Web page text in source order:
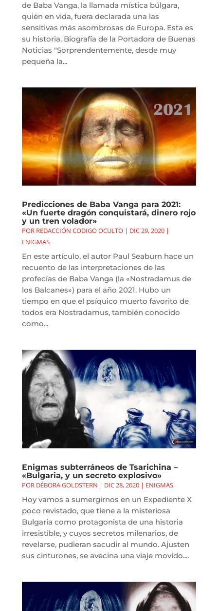
de Baba Vanga, la llamada mística búlgara,
quién en vida, fuera declarada una las
sensitivas más asombrosas de Europa. Esta es
su historia. Biografía de la Portadora de Buenas
Noticias "Sorprendentemente, desde muy
pequeña la...
Predicciones de Baba Vanga para 2021:
«Un fuerte dragón conquistará, dinero rojo
y un tren volador»
POR REDACCIÓN CODIGO OCULTO| DIC 29, 2020|
ENIGMAS
En este artículo, el autor Paul Seaburn hace un
recuento de las interpretaciones de las
profecías de Baba Vanga (la «Nostradamus de
los Balcanes») para el año 2021. Hubo un
tiempo en que el psíquico muerto favorito de
todos era Nostradamus, también conocido
como...
Enigmas subterráneos de Tsarichina –
«Bulgaria, y un secreto explosivo»
POR DÉBORA GOLDSTERN | DIC 28, 2020| ENIGMAS
Hoy vamos a sumergirnos en un Expediente X
poco revistado, que tiene a la misteriosa
Bulgaria como protagonista de una historia
irresistible, y cuyos secretos milenarios, de
revelarse, pudieran sacudir al mundo. Ajusten
sus cinturones, se avecina una viaje movido....